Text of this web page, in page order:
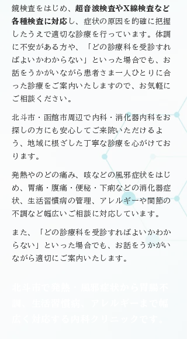
鏡検査をはじめ、超音波検査やX線検査など
各種検査に対応 し、症状の原因を的確に把握
したうえで適切な診療を行っています。体調
に不安がある方や、「どの診療科を受診すれ
ばよいかわからない」といった場合でも、お
話をうかがいながら患者さま一人ひとりに合
った診療をご案内いたしますので、お気軽に
ご相談ください。
北斗市・函館市周辺で内科・消化器内科をお
探しの方にも安心してご来院いただけるよ
う、地域に根ざした丁寧な診療を心がけてお
ります。
発熱やのどの痛み、咳などの風邪症状をはじ
め、胃痛・腹痛・便秘・下痢などの消化器症
状、生活習慣病の管理、アレルギーや関節の
不調など幅広いご相談に対応しています。
また、「どの診療科を受診すればよいかわか
らない」といった場合でも、お話をうかがい
ながら適切にご案内いたします。